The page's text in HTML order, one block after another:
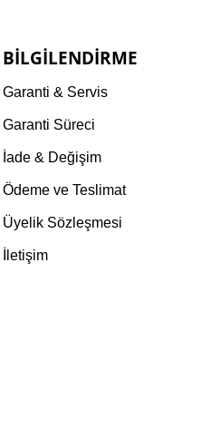
BILGILENDIRME
Garanti & Servis
Garanti Süreci
İade & Değişim
Ödeme ve Teslimat
Üyelik Sözleşmesi
İletişim